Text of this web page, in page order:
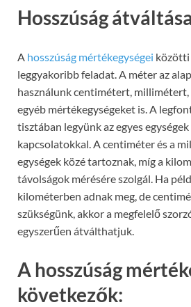
Hosszúság átváltása
A hosszúság mértékegységei közötti
leggyakoribb feladat. A méter az
használunk centimétert,
egyéb mértékegységeket is. A
tisztában legyünk az egyes
kapcsolatokkal. A centiméter és a
egységek közé tartoznak, míg a
távolságok mérésére szolgál. Ha
kilométerben adnak meg, de
szükségünk, akkor a megfelelő
egyszerűen átválthatjuk.
A hosszúság
következők: